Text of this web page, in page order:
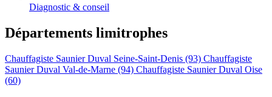
Diagnostic & conseil
Départements limitrophes
Chauffagiste Saunier Duval Seine-Saint-Denis (93) Chauffagiste
Saunier Duval Val-de-Marne (94) Chauffagiste Saunier Duval Oise
(60)